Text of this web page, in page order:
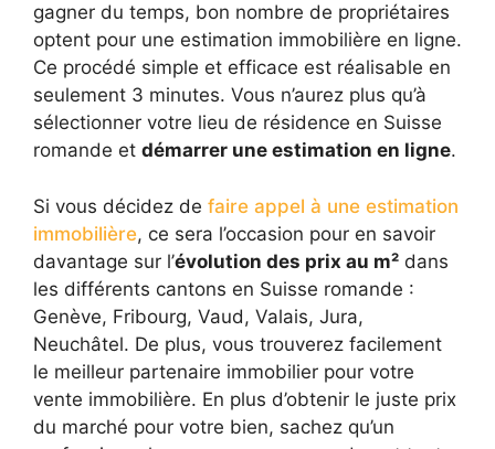
gagner du temps, bon nombre de propriétaires
optent pour une estimation immobilière en ligne.
Ce procédé simple et efficace est réalisable en
seulement 3 minutes. Vous n’aurez plus qu’à
sélectionner votre lieu de résidence en Suisse
romande et démarrer une estimation en ligne.
Si vous décidez de faire appel à une estimation
immobilière, ce sera l’occasion pour en savoir
davantage sur l’évolution des prix au m² dans
les différents cantons en Suisse romande :
Genève, Fribourg, Vaud, Valais, Jura,
Neuchâtel. De plus, vous trouverez facilement
le meilleur partenaire immobilier pour votre
vente immobilière. En plus d’obtenir le juste prix
du marché pour votre bien, sachez qu’un